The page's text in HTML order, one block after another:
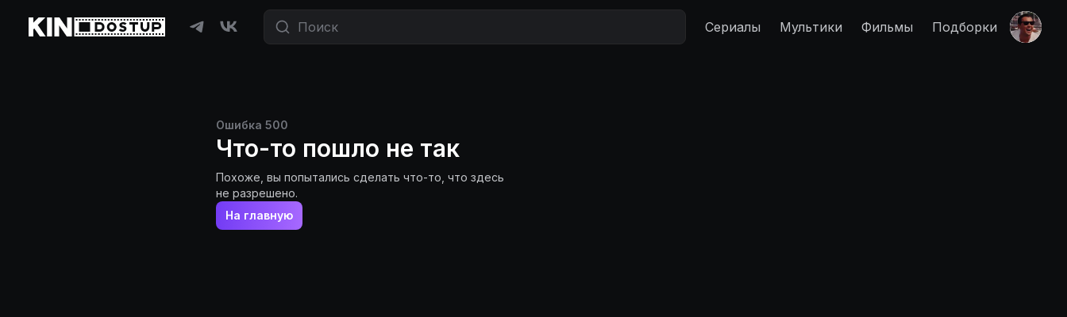
Сериалы Мультики Фильмы Подборки
Ошибка 500
Что-то пошло не так
Похоже, вы попытались сделать что-то, что здесь
не разрешено.
На главную